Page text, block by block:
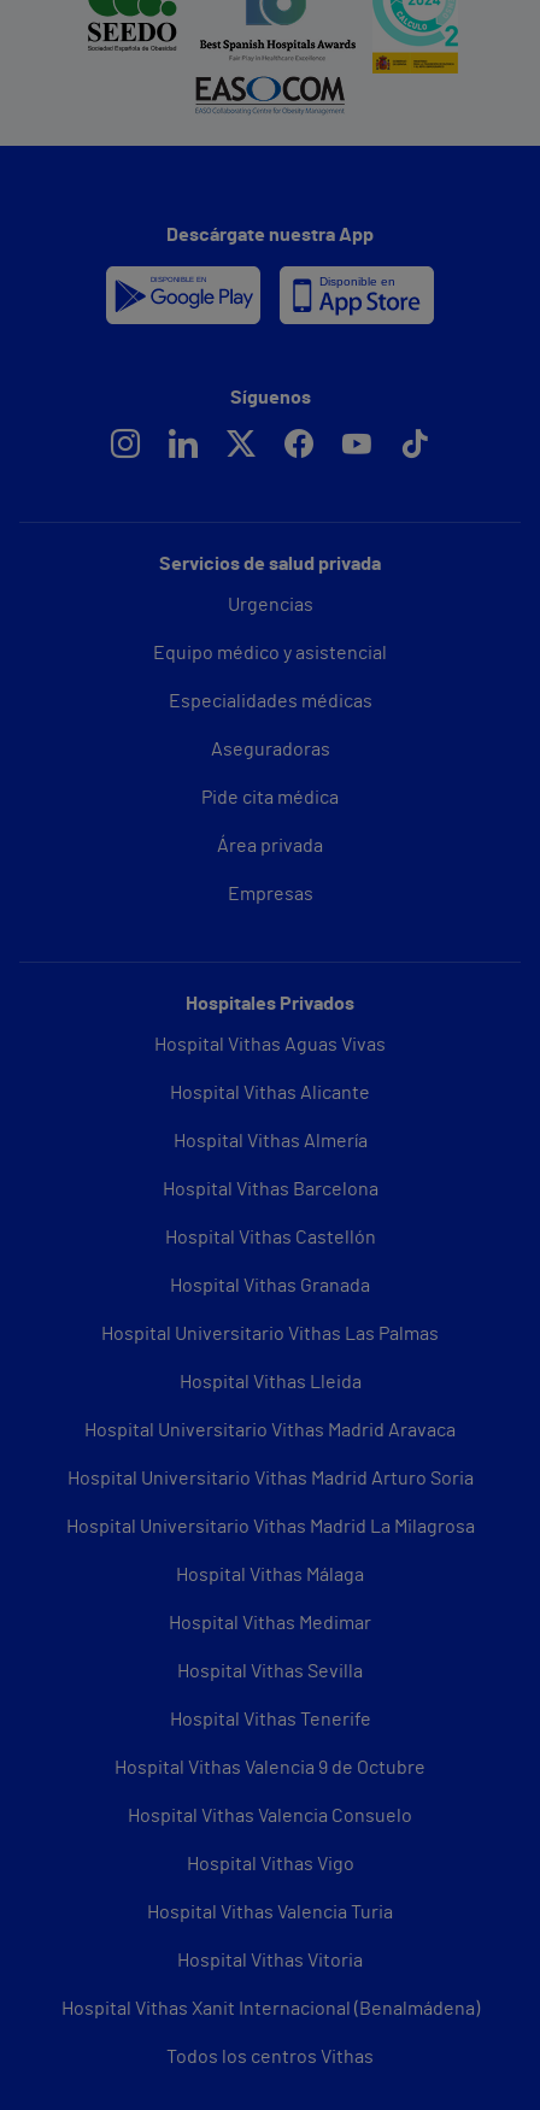
Servicios de salud privada
Urgencias
Equipo médico y asistencial
Especialidades médicas
Aseguradoras
Pide cita médica
Área privada
Empresas
Hospitales Privados
Hospital Vithas Aguas Vivas
Hospital Vithas Alicante
Hospital Vithas Almería
Hospital Vithas Barcelona
Hospital Vithas Castellón
Hospital Vithas Granada
Hospital Universitario Vithas Las Palmas
Hospital Vithas Lleida
Hospital Universitario Vithas Madrid Aravaca
Hospital Universitario Vithas Madrid Arturo Soria
Hospital Universitario Vithas Madrid La Milagrosa
Hospital Vithas Málaga
Hospital Vithas Medimar
Hospital Vithas Sevilla
Hospital Vithas Tenerife
Hospital Vithas Valencia 9 de Octubre
Hospital Vithas Valencia Consuelo
Hospital Vithas Vigo
Hospital Vithas Valencia Turia
Hospital Vithas Vitoria
Hospital Vithas Xanit Internacional (Benalmádena)
Todos los centros Vithas
Descárgate nuestra App
Síguenos